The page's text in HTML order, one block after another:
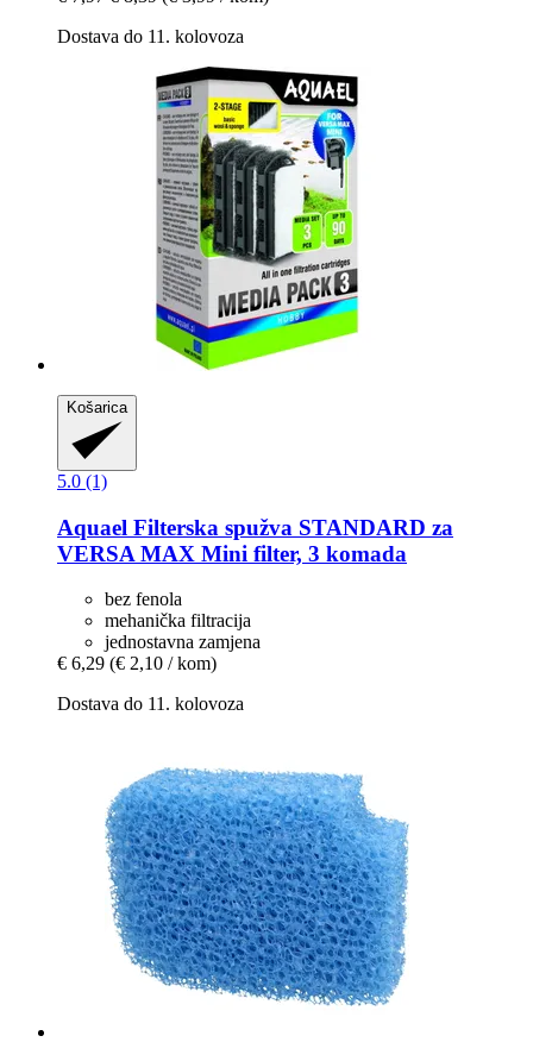
Dostava do 11. kolovoza
Košarica
5.0 (1)
Aquael Filterska spužva STANDARD za
VERSA MAX Mini filter, 3 komada
bez fenola
mehanička filtracija
jednostavna zamjena
€ 6,29 (€ 2,10 / kom)
Dostava do 11. kolovoza